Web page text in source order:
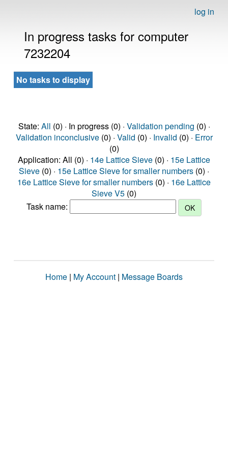
log in
In progress tasks for computer
7232204
No tasks to display
State: All (0) · In progress (0) · Validation pending (0) ·
Validation inconclusive(0) · Valid (0) · Invalid (0) · Error
(0)
Application: All (0) · 14e Lattice Sieve (0) · 15e Lattice
Sieve (0) · 15e Lattice Sieve for smaller numbers (0) ·
16e Lattice Sieve for smaller numbers (0) · 16e Lattice
Sieve V5 (0)
Task name:
Home | My Account | Message Boards